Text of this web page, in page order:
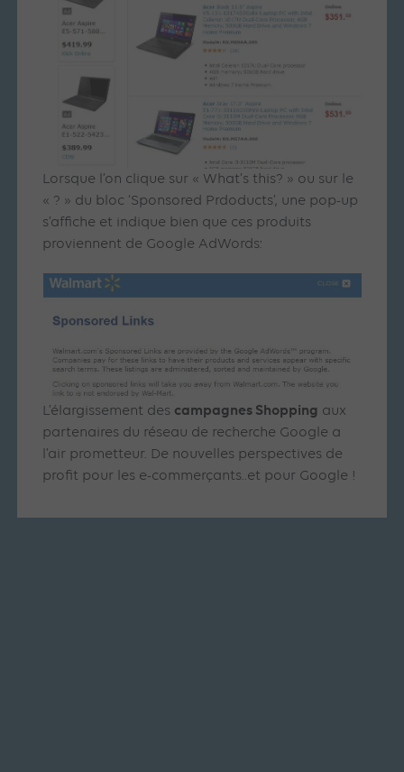
Lorsque l’on clique sur « What’s this? » ou sur le
« ? » du bloc ‘Sponsored Prdoducts’, une pop-up
s’affiche et indique bien que ces produits
proviennent de Google AdWords:
L’élargissement des campagnes Shopping aux
partenaires du réseau de recherche Google a
l’air prometteur. De nouvelles perspectives de
profit pour les e-commerçants..et pour Google !